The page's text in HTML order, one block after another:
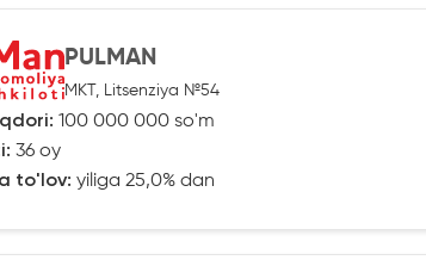
PULMAN
MKT, Litsenziya №54
100 000 000 so'm
36 oy
to'lov: yiliga 25,0% dan